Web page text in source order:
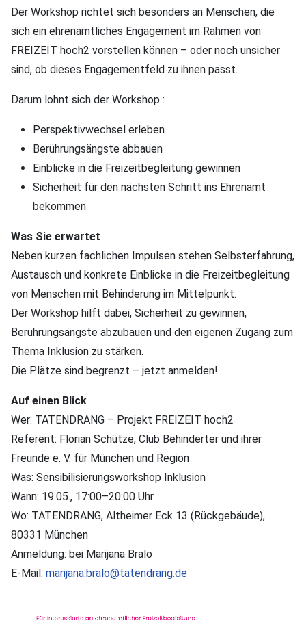
Der Workshop richtet sich besonders an Menschen, die
sich ein ehrenamtliches Engagement im Rahmen von
FREIZEIT hoch2 vorstellen können – oder noch unsicher
sind, ob dieses Engagementfeld zu ihnen passt.
Darum lohnt sich der Workshop :
Perspektivwechsel erleben
Berührungsängste abbauen
Einblicke in die Freizeitbegleitung gewinnen
Sicherheit für den nächsten Schritt ins Ehrenamt
bekommen
Was Sie erwartet
Neben kurzen fachlichen Impulsen stehen Selbsterfahrung,
Austausch und konkrete Einblicke in die Freizeitbegleitung
von Menschen mit Behinderung im Mittelpunkt.
Der Workshop hilft dabei, Sicherheit zu gewinnen,
Berührungsängste abzubauen und den eigenen Zugang zum
Thema Inklusion zu stärken.
Die Plätze sind begrenzt – jetzt anmelden!
Auf einen Blick
Wer: TATENDRANG – Projekt FREIZEIT hoch2
Referent: Florian Schütze, Club Behinderter und ihrer
Freunde e. V. für München und Region
Was: Sensibilisierungsworkshop Inklusion
Wann: 19.05., 17:00–20:00 Uhr
Wo: TATENDRANG, Altheimer Eck 13 (Rückgebäude),
80331 München
Anmeldung: bei Marijana Bralo
E-Mail: marijana.bralo@tatendrang.de